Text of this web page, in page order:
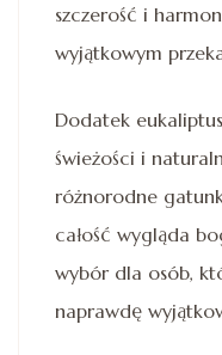
szczerość i
wyjątkowym
Dodatek
świeżości i
różnorodne
całość wygląda
wybór dla osób,
naprawdę